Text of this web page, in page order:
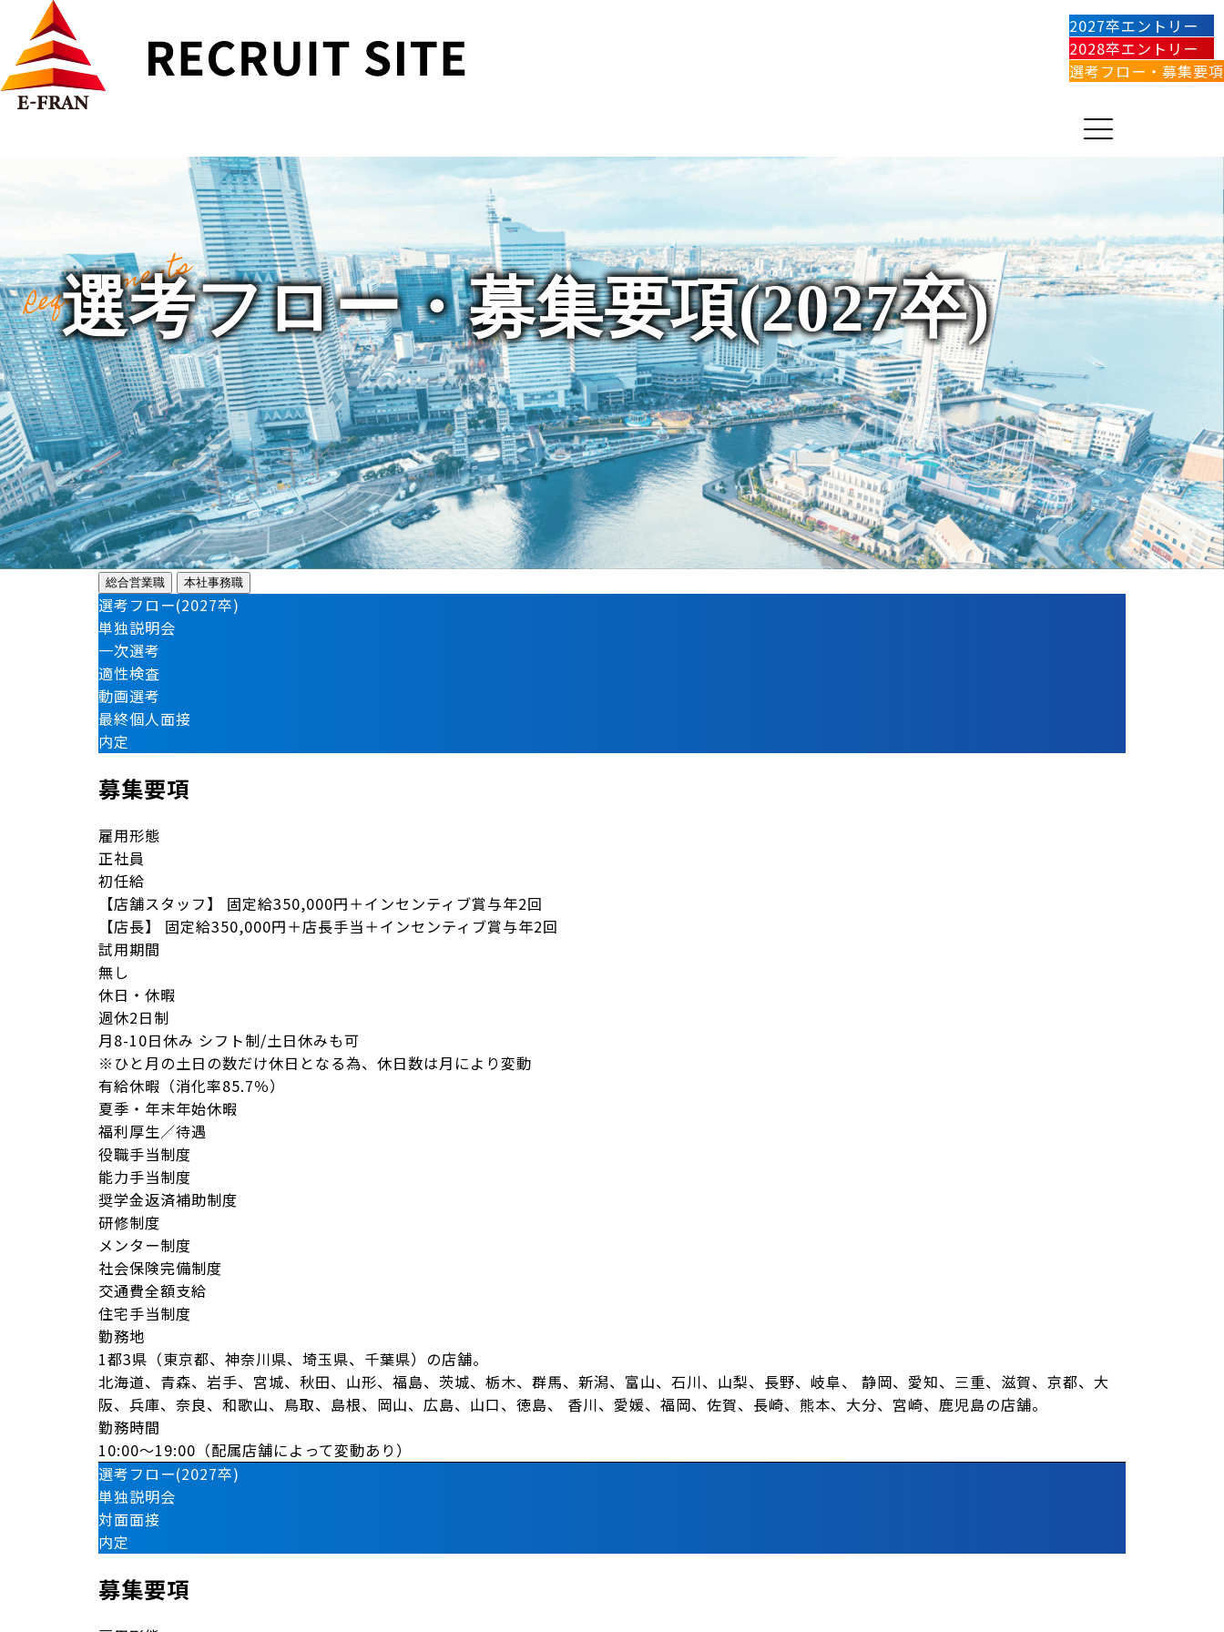
2027卒エントリー
2028卒エントリー
選考フロー・募集要項
Requirements
選考フロー・募集要項(2027卒)
総合営業職 本社事務職
選考フロー(2027卒)
単独説明会
一次選考
適性検査
動画選考
最終個人面接
内定
募集要項
雇用形態
正社員
初任給
【店舗スタッフ】
固定給350,000円＋インセンティブ賞与年2回
【店長】
固定給350,000円＋店長手当＋インセンティブ賞与年2回
試用期間
無し
休日・休暇
週休2日制
月8-10日休み シフト制/土日休みも可
※ひと月の土日の数だけ休日となる為、 休日数は月により変動
有給休暇（消化率85.7％）
夏季・年末年始休暇
福利厚生／待遇
役職手当制度
能力手当制度
奨学金返済補助制度
研修制度
メンター制度
社会保険完備制度
交通費全額支給
住宅手当制度
勤務地
1都3県（東京都、神奈川県、埼玉県、千葉県）の店舗。
北海道、青森、岩手、宮城、秋田、山形、福島、茨城、栃木、群馬、新潟、富山、石川、山梨、長野、岐阜、 静岡、愛知、三重、滋賀、京都、大
阪、兵庫、奈良、和歌山、鳥取、島根、岡山、広島、山口、徳島、 香川、愛媛、福岡、佐賀、長崎、熊本、大分、宮崎、鹿児島の店舗。
勤務時間
10:00〜19:00（配属店舗によって変動あり）
選考フロー(2027卒)
単独説明会
対面面接
内定
募集要項